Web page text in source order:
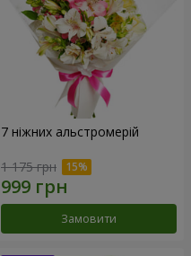
7 ніжних альстромерій
1 175 грн
Замовити